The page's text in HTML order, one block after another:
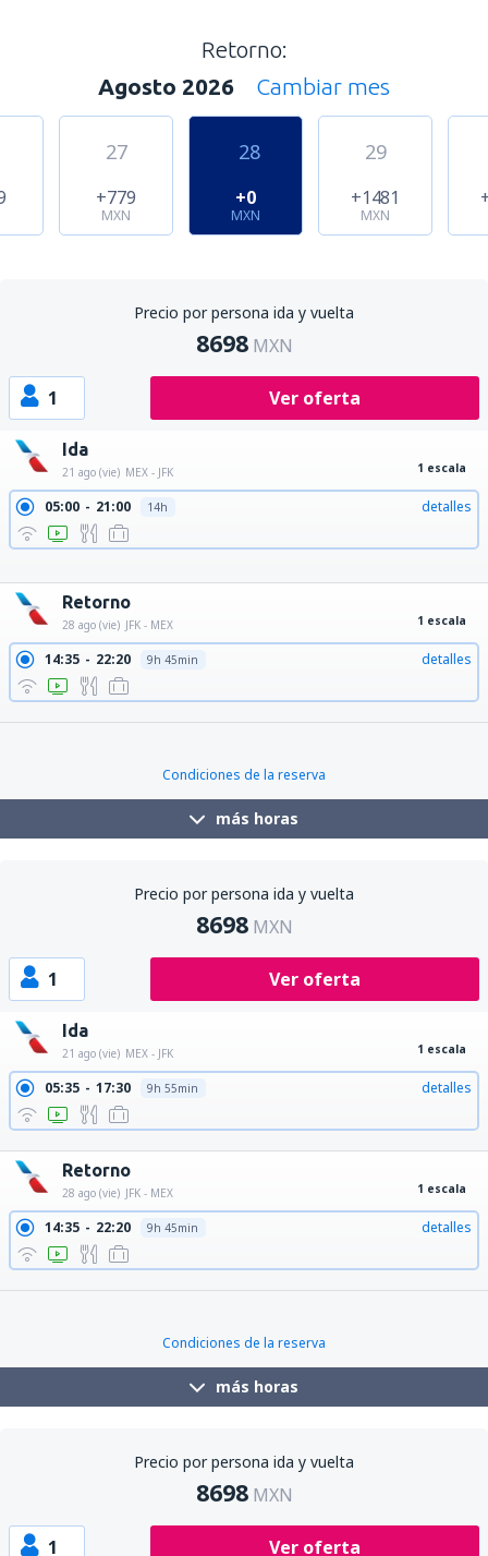
Retorno:
Agosto 2026
Cambiar mes
27
+779
MXN
28
+0
MXN
29
+1481
MXN
Precio por persona ida y vuelta
8698 MXN
1 Ver oferta
Ida
21 ago (vie) MEX - JFK 1 escala
05:00 21:00 14h detalles
Retorno
28 ago (vie) JFK - MEX 1 escala
14:35 22:20 9h 45min detalles
Condiciones de la reserva
más horas
Precio por persona ida y vuelta
8698 MXN
1 Ver oferta
Ida
21 ago (vie) MEX - JFK 1 escala
05:35 17:30 9h 55min detalles
Retorno
28 ago (vie) JFK - MEX 1 escala
14:35 22:20 9h 45min detalles
Condiciones de la reserva
más horas
Precio por persona ida y vuelta
8698 MXN
1 Ver oferta